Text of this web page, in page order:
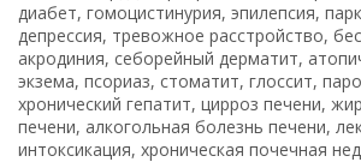
диабет, гомоцистинурия, эпилепсия,
депрессия, тревожное расстройство,
акродиния, себорейный дерматит,
экзема, псориаз, стоматит, глоссит,
хронический гепатит, цирроз печени,
печени, алкогольная болезнь печени,
интоксикация, хроническая почечная